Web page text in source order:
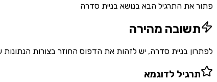
פתור את התרגיל הבא בנושא בניית סדרה
תשובה מהירה
לפתרון בניית סדרה, יש לזהות את הדפוס החוזר בצורות
תרגיל לדוגמא